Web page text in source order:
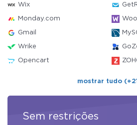
Wix
Monday.com
Gmail
Wrike
Opencart
mostrar tudo
Sem restrições